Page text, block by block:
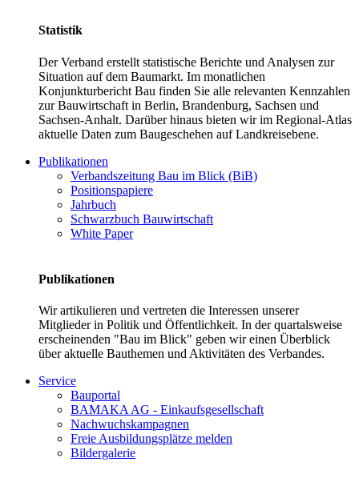
Statistik
Der Verband erstellt statistische Berichte und Analysen zur
Situation auf dem Baumarkt. Im monatlichen
Konjunkturbericht Bau finden Sie alle relevanten Kennzahlen
zur Bauwirtschaft in Berlin, Brandenburg, Sachsen und
Sachsen-Anhalt. Darüber hinaus bieten wir im Regional-Atlas
aktuelle Daten zum Baugeschehen auf Landkreisebene.
Publikationen
Verbandszeitung Bau im Blick (BiB)
Positionspapiere
Jahrbuch
Schwarzbuch Bauwirtschaft
White Paper
Publikationen
Wir artikulieren und vertreten die Interessen unserer
Mitglieder in Politik und Öffentlichkeit. In der quartalsweise
erscheinenden "Bau im Blick" geben wir einen Überblick
über aktuelle Bauthemen und Aktivitäten des Verbandes.
Service
Bauportal
BAMAKA AG - Einkaufsgesellschaft
Nachwuchskampagnen
Freie Ausbildungsplätze melden
Bildergalerie